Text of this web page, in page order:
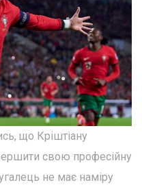
що Кріштіану
свою професійну
не має наміру